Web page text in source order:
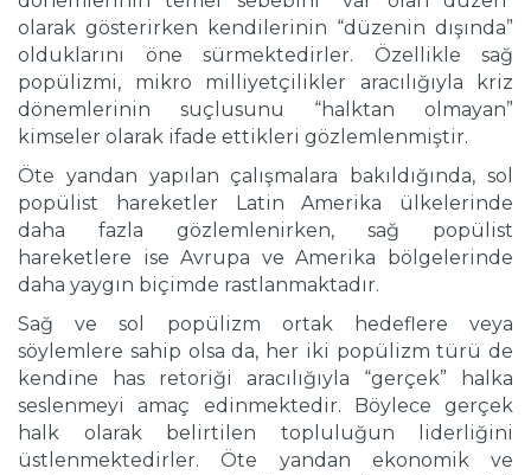
olarak gösterirken kendilerinin “düzenin dışında”
olduklarını öne sürmektedirler. Özellikle sağ
popülizmi, mikro milliyetçilikler aracılığıyla kriz
dönemlerinin suçlusunu “halktan olmayan”
kimseler olarak ifade ettikleri gözlemlenmiştir.
Öte yandan yapılan çalışmalara bakıldığında, sol
popülist hareketler Latin Amerika ülkelerinde
daha fazla gözlemlenirken, sağ popülist
hareketlere ise Avrupa ve Amerika bölgelerinde
daha yaygın biçimde rastlanmaktadır.
Sağ ve sol popülizm ortak hedeflere veya
söylemlere sahip olsa da, her iki popülizm türü de
kendine has retoriği aracılığıyla “gerçek” halka
seslenmeyi amaç edinmektedir. Böylece gerçek
halk olarak belirtilen topluluğun liderliğini
üstlenmektedirler. Öte yandan ekonomik ve